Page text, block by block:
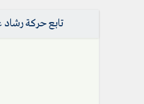
تابع حركة